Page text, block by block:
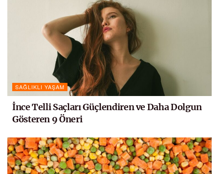
SAĞLIKLI YAŞAM
İnce Telli Saçları Güçlendiren ve Daha Dolgun
Gösteren 9 Öneri